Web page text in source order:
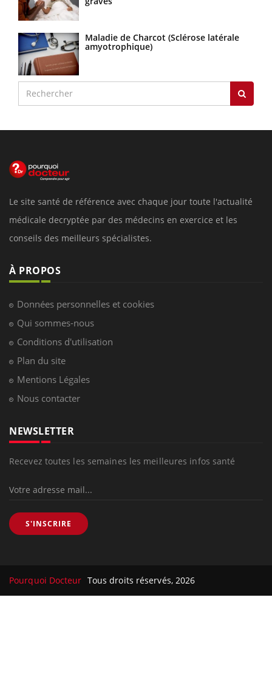
Maladie de Charcot (Sclérose latérale
amyotrophique)
Le site santé de référence avec chaque jour toute l'actualité
médicale decryptée par des médecins en exercice et les
conseils des meilleurs spécialistes.
À PROPOS
Données personnelles et cookies
Qui sommes-nous
Conditions d'utilisation
Plan du site
Mentions Légales
Nous contacter
NEWSLETTER
Recevez toutes les semaines les meilleures infos santé
S'INSCRIRE
Pourquoi Docteur Tous droits réservés, 2026